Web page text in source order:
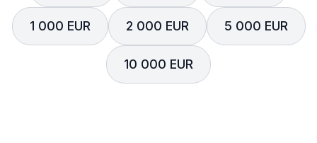
1 000 EUR 2 000 EUR 5 000 EUR
10 000 EUR